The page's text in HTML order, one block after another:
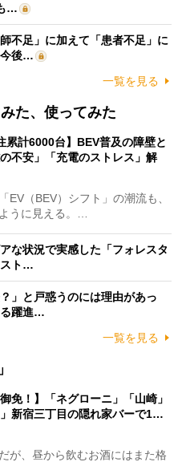
…
不足」に加えて「患者不足」に
後…
一覧を見る
た、使ってみた
累計6000台】BEV普及の障壁と
不安」「充電のストレス」解
（BEV）シフト」の潮流も、
うに見える。…
な状況で実感した「フォレスタ
ト…
」と戸惑うのには理由があっ
躍進…
一覧を見る
免！】「ネグローニ」「山崎」
」新宿三丁目の隠れ家バーで1…
が、昼から飲むお酒にはまた格